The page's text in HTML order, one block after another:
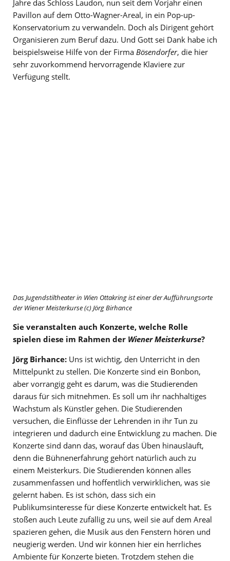
Jahre das Schloss Laudon, nun seit dem Vorjahr einen
Pavillon auf dem Otto-Wagner-Areal, in ein Pop-up-
Konservatorium zu verwandeln. Doch als Dirigent gehört
Organisieren zum Beruf dazu. Und Gott sei Dank habe ich
beispielsweise Hilfe von der Firma Bösendorfer, die hier
sehr zuvorkommend hervorragende Klaviere zur
Verfügung stellt.
Das Jugendstiltheater in Wien Ottakring ist einer der Aufführungsorte
der Wiener Meisterkurse (c) Jörg Birhance
Sie veranstalten auch Konzerte, welche Rolle
spielen diese im Rahmen der Wiener Meisterkurse?
Jörg Birhance: Uns ist wichtig, den Unterricht in den
Mittelpunkt zu stellen. Die Konzerte sind ein Bonbon,
aber vorrangig geht es darum, was die Studierenden
daraus für sich mitnehmen. Es soll um ihr nachhaltiges
Wachstum als Künstler gehen. Die Studierenden
versuchen, die Einflüsse der Lehrenden in ihr Tun zu
integrieren und dadurch eine Entwicklung zu machen. Die
Konzerte sind dann das, worauf das Üben hinausläuft,
denn die Bühnenerfahrung gehört natürlich auch zu
einem Meisterkurs. Die Studierenden können alles
zusammenfassen und hoffentlich verwirklichen, was sie
gelernt haben. Es ist schön, dass sich ein
Publikumsinteresse für diese Konzerte entwickelt hat. Es
stoßen auch Leute zufällig zu uns, weil sie auf dem Areal
spazieren gehen, die Musik aus den Fenstern hören und
neugierig werden. Und wir können hier ein herrliches
Ambiente für Konzerte bieten. Trotzdem stehen die